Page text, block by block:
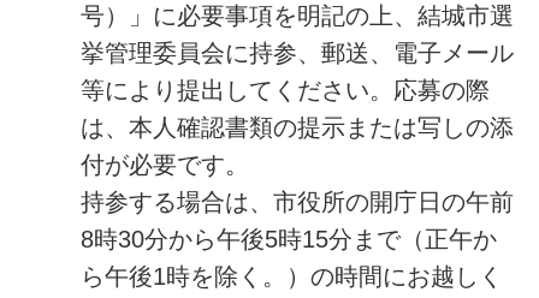
号）」に必要事項を明記の上、結城市選
挙管理委員会に持参、郵送、電子メール
等により提出してください。応募の際
は、本人確認書類の提示または写しの添
付が必要です。
持参する場合は、市役所の開庁日の午前
8時30分から午後5時15分まで（正午か
ら午後1時を除く。）の時間にお越しく